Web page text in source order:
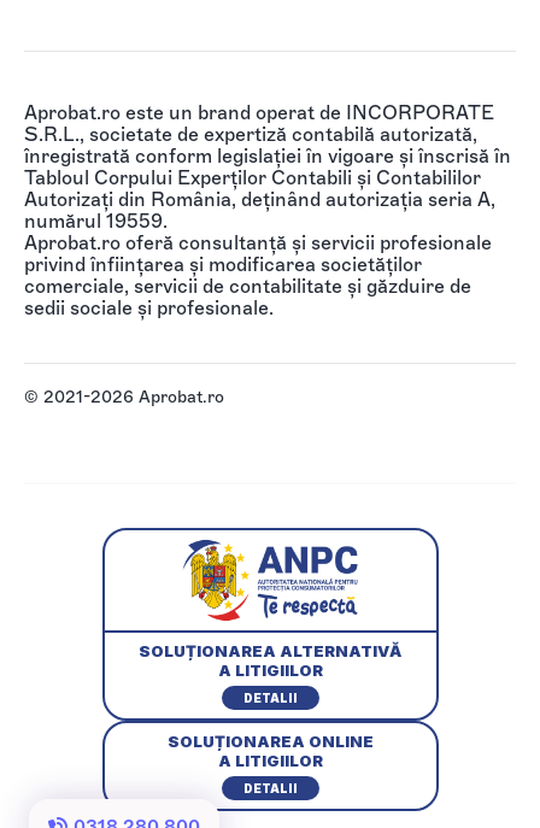
Aprobat.ro este un brand operat de INCORPORATE
S.R.L., societate de expertiză contabilă autorizată,
înregistrată conform legislației în vigoare și înscrisă în
Tabloul Corpului Experților Contabili și Contabililor
Autorizați din România, deținând autorizația seria A,
numărul 19559.
Aprobat.ro oferă consultanță și servicii profesionale
privind înființarea și modificarea societăților
comerciale, servicii de contabilitate și găzduire de
sedii sociale și profesionale.
© 2021-2026 Aprobat.ro
SOLUȚIONAREA ALTERNATIVĂ
A LITIGIILOR
DETALII
SOLUȚIONAREA ONLINE
A LITIGIILOR
DETALII